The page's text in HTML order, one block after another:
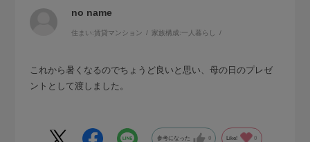
no name
住まい:賃貸マンション 家族構成:一人暮らし
これから暑くなるのでちょうど良いと思い、母の日のプレゼ
ントとして渡しました。
参考になった 0 Like! 0